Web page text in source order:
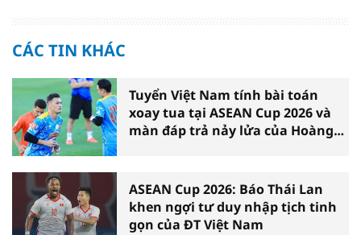
CÁC TIN KHÁC
Tuyển Việt Nam tính bài toán
xoay tua tại ASEAN Cup 2026 và
màn đáp trả nảy lửa của Hoàng
ASEAN Cup 2026: Báo Thái Lan
khen ngợi tư duy nhập tịch tinh
gọn của ĐT Việt Nam